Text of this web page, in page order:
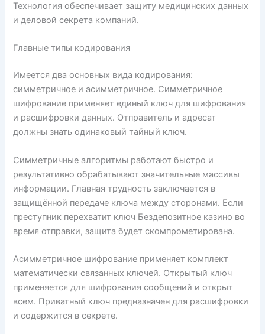
Технология обеспечивает защиту медицинских данных
и деловой секрета компаний.
Главные типы кодирования
Имеется два основных вида кодирования:
симметричное и асимметричное. Симметричное
шифрование применяет единый ключ для шифрования
и расшифровки данных. Отправитель и адресат
должны знать одинаковый тайный ключ.
Симметричные алгоритмы работают быстро и
результативно обрабатывают значительные массивы
информации. Главная трудность заключается в
защищённой передаче ключа между сторонами. Если
преступник перехватит ключ Бездепозитное казино во
время отправки, защита будет скомпрометирована.
Асимметричное шифрование применяет комплект
математически связанных ключей. Открытый ключ
применяется для шифрования сообщений и открыт
всем. Приватный ключ предназначен для расшифровки
и содержится в секрете.